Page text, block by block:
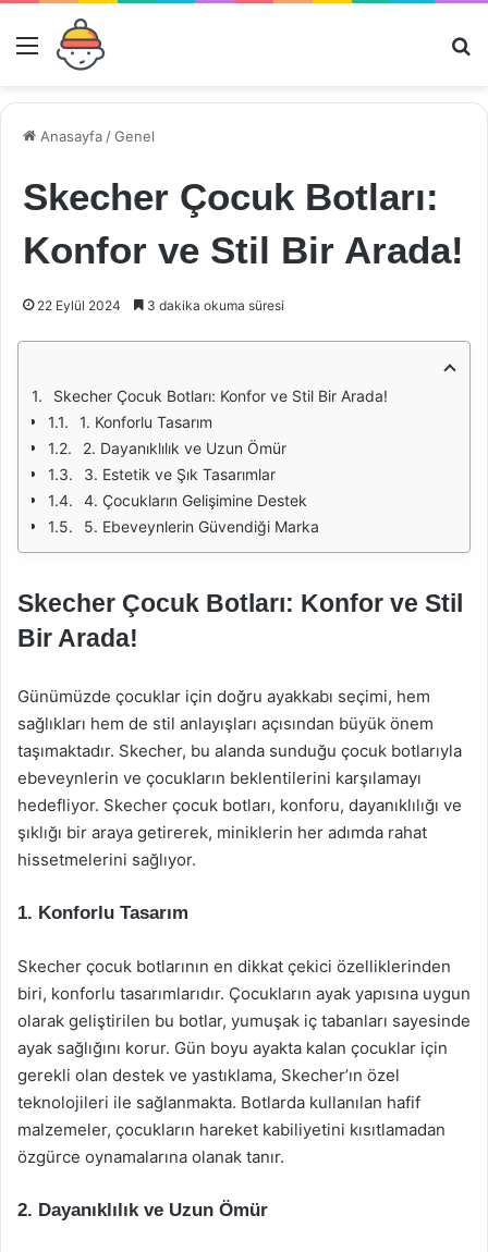
Menü
Anasayfa /Genel
Skecher Çocuk Botları:
Konfor ve Stil Bir Arada!
22 Eylül 2024 3 dakika okuma süresi
Skecher Çocuk Botları: Konfor ve Stil Bir Arada!
1. Konforlu Tasarım
2. Dayanıklılık ve Uzun Ömür
3. Estetik ve Şık Tasarımlar
4. Çocukların Gelişimine Destek
5. Ebeveynlerin Güvendiği Marka
Skecher Çocuk Botları: Konfor ve Stil
Bir Arada!
Günümüzde çocuklar için doğru ayakkabı seçimi, hem
sağlıkları hem de stil anlayışları açısından büyük önem
taşımaktadır. Skecher, bu alanda sunduğu çocuk botlarıyla
ebeveynlerin ve çocukların beklentilerini karşılamayı
hedefliyor. Skecher çocuk botları, konforu, dayanıklılığı ve
şıklığı bir araya getirerek, miniklerin her adımda rahat
hissetmelerini sağlıyor.
1. Konforlu Tasarım
Skecher çocuk botlarının en dikkat çekici özelliklerinden
biri, konforlu tasarımlarıdır. Çocukların ayak yapısına uygun
olarak geliştirilen bu botlar, yumuşak iç tabanları sayesinde
ayak sağlığını korur. Gün boyu ayakta kalan çocuklar için
gerekli olan destek ve yastıklama, Skecher’ın özel
teknolojileri ile sağlanmakta. Botlarda kullanılan hafif
malzemeler, çocukların hareket kabiliyetini kısıtlamadan
özgürce oynamalarına olanak tanır.
2. Dayanıklılık ve Uzun Ömür